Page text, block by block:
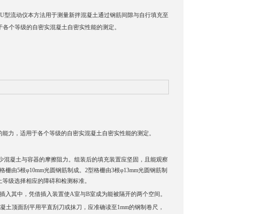
型流动仪本方法用于测量新拌混凝土通过钢筋间隙与自行填充至
个等级的自密实混凝土自密实性能的测定。
力，适用于各个等级的自密实混凝土自密实性能的测定。
凝土与容器的摩擦阻力。组装后的填充装置应坚固，且能观察
由5根φ10mm光圆钢筋制成。2型格栅由3根φ13mm光圆钢筋制
级选择相应的障碍和检测标准。
其中，凭借插入装置使A室与B室成为能被隔开的两个空间。
顶面刮平用平直刮刀或抹刀，应准确读至1mm的钢制卷尺，